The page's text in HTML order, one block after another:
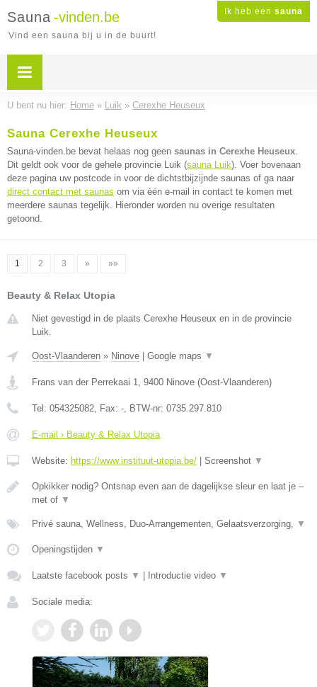
Ik heb een sauna
Sauna -vinden.be
Vind een sauna bij u in de buurt!
U bent nu hier: Home » Luik » Cerexhe Heuseux
Sauna Cerexhe Heuseux
Sauna-vinden.be bevat helaas nog geen saunas in Cerexhe Heuseux.
Dit geldt ook voor de gehele provincie Luik (sauna Luik). Voer bovenaan
deze pagina uw postcode in voor de dichtstbijzijnde saunas of ga naar
direct contact met saunas om via één e-mail in contact te komen met
meerdere saunas tegelijk. Hieronder worden nu overige resultaten
getoond.
1 2 3 » »»
Beauty & Relax Utopia
Niet gevestigd in de plaats Cerexhe Heuseux en in de provincie
Luik.
Oost-Vlaanderen » Ninove Google maps ▼
Frans van der Perrekaai 1, 9400 Ninove (Oost-Vlaanderen)
Tel: 054325082, Fax: -, BTW-nr: 0735.297.810
E-mail › Beauty & Relax Utopia
Website: https://www.instituut-utopia.be/ Screenshot ▼
Opkikker nodig? Ontsnap even aan de dagelijkse sleur en laat je –
met of ▼
Privé sauna, Wellness, Duo-Arrangementen, Gelaatsverzorging, ▼
Openingstijden ▼
Laatste facebook posts ▼ Introductie video ▼
Sociale media: